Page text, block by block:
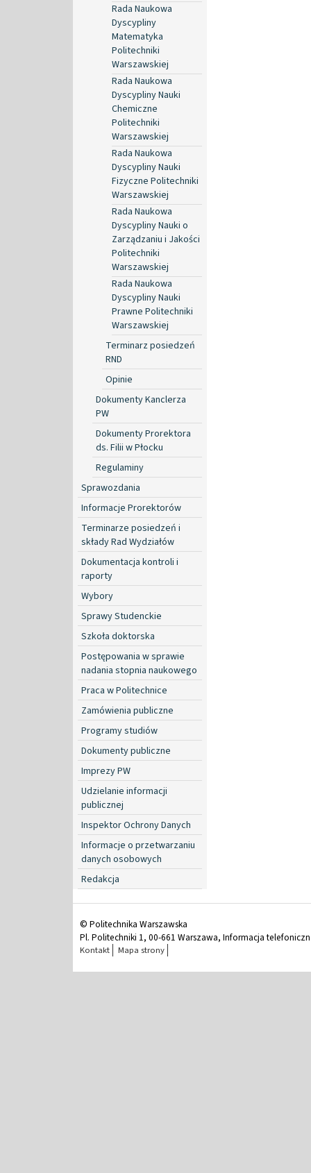
Rada Naukowa
Dyscypliny
Matematyka
Politechniki
Warszawskiej
Rada Naukowa
Dyscypliny Nauki
Chemiczne
Politechniki
Warszawskiej
Rada Naukowa
Dyscypliny Nauki
Fizyczne Politechniki
Warszawskiej
Rada Naukowa
Dyscypliny Nauki o
Zarządzaniu i Jakości
Politechniki
Warszawskiej
Rada Naukowa
Dyscypliny Nauki
Prawne Politechniki
Warszawskiej
Terminarz posiedzeń
RND
Opinie
Dokumenty Kanclerza
PW
Dokumenty Prorektora
ds. Filii w Płocku
Regulaminy
Sprawozdania
Informacje Prorektorów
Terminarze posiedzeń i
składy Rad Wydziałów
Dokumentacja kontroli i
raporty
Wybory
Sprawy Studenckie
Szkoła doktorska
Postępowania w sprawie
nadania stopnia naukowego
Praca w Politechnice
Zamówienia publiczne
Programy studiów
Dokumenty publiczne
Imprezy PW
Udzielanie informacji
publicznej
Inspektor Ochrony Danych
Informacje o przetwarzaniu
danych osobowych
Redakcja
© Politechnika Warszawska
Pl. Politechniki 1, 00-661 Warszawa, Informacja
Kontakt Mapa strony